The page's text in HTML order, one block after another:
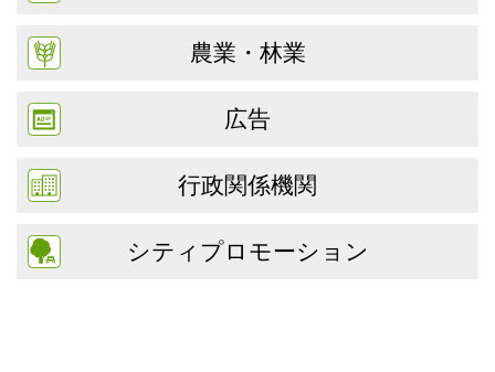
農業・林業
広告
行政関係機関
シティプロモーション